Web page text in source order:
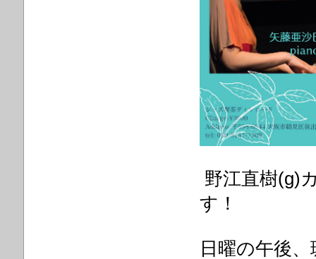
野江直樹(g)
す！
日曜の午後